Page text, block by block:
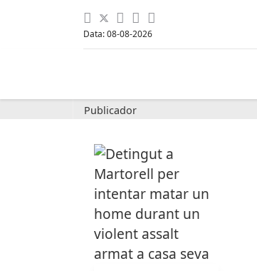
Data: 08-08-2026
Publicador